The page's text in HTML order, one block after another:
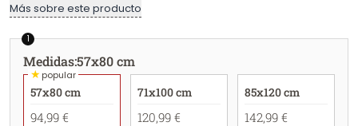
Más sobre este producto
1
Medidas:57x80 cm
★popular
57x80 cm
94,99 €
71x100 cm
120,99 €
85x120 cm
142,99 €